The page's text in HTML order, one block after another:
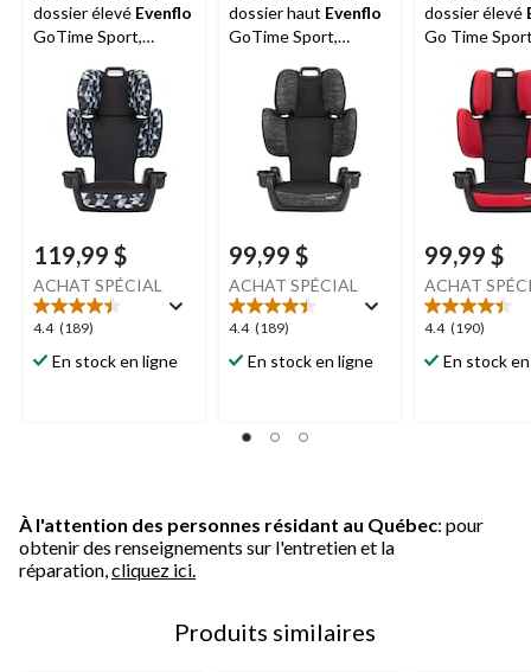
dossier élevé Evenflo
GoTime Sport,
119,99 $
ACHAT SPÉCIAL
4.4 (189)
4.4
étoile(s)
sur
En stock en ligne
dossier haut Evenflo
GoTime Sport,
99,99 $
ACHAT SPÉCIAL
4.4 (189)
4.4
étoile(s)
sur
évaluations
En stock en ligne
dossier élevé
Go Time
99,99 $
ACHAT
4.4 (190)
4.4
étoile(s)
sur
En stock
À l'attention des personnes résidant au Québec: pour
obtenir des renseignements sur l'entretien et la
réparation, cliquez ici.
Produits similaires